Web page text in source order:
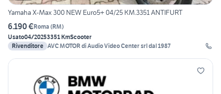
Yamaha X-Max 300 NEW Euro5+ 04/25 KM.3351 ANTIFURT
6.190 €Roma (RM)
Usato04/20253351 KmScooter
Rivenditore AVC MOTOR di Audio Video Center srl dal 1987